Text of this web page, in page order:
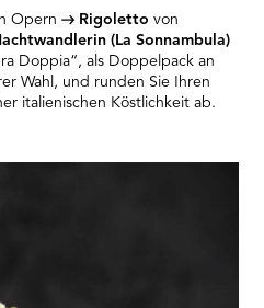
Opern Rigoletto von
(La Sonnambula)
Doppia“, als Doppelpack an
Wahl, und runden Sie Ihren
italienischen Köstlichkeit ab.